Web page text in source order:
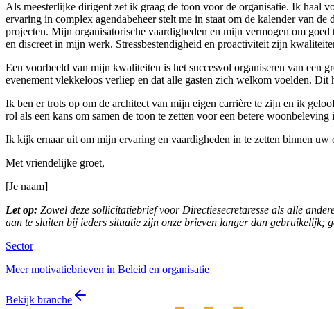
Als meesterlijke dirigent zet ik graag de toon voor de organisatie. Ik haal
ervaring in complex agendabeheer stelt me in staat om de kalender van
projecten. Mijn organisatorische vaardigheden en mijn vermogen om
en discreet in mijn werk. Stressbestendigheid en proactiviteit zijn
Een voorbeeld van mijn kwaliteiten is het succesvol organiseren van een
evenement vlekkeloos verliep en dat alle gasten zich welkom voelden.
Ik ben er trots op om de architect van mijn eigen carrière te zijn en ik
rol als een kans om samen de toon te zetten voor een betere woonbeleving
Ik kijk ernaar uit om mijn ervaring en vaardigheden in te zetten binnen
Met vriendelijke groet,
[Je naam]
Let op: Zowel deze sollicitatiebrief voor Directiesecretaresse als alle
aan te sluiten bij ieders situatie zijn onze brieven langer dan gebruikelijk;
Sector
Meer motivatiebrieven in Beleid en organisatie
Bekijk branche